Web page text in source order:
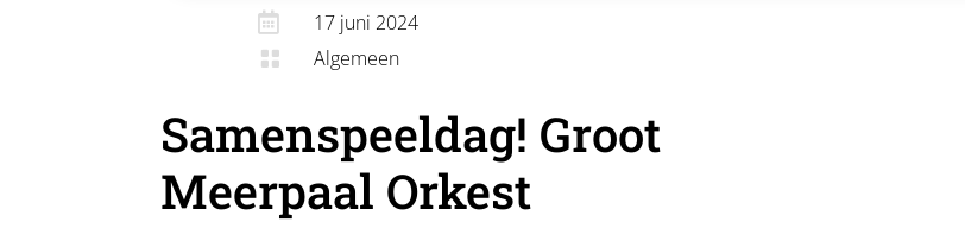
 17 juni 2024
 Algemeen
Samenspeeldag! Groot
Meerpaal Orkest